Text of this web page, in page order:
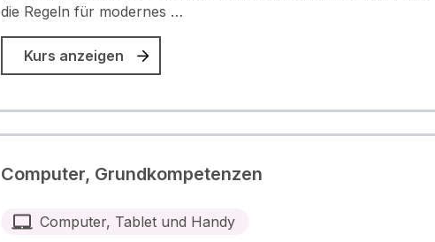
die Regeln für modernes …
Kurs anzeigen
Computer, Grundkompetenzen
Computer, Tablet und Handy